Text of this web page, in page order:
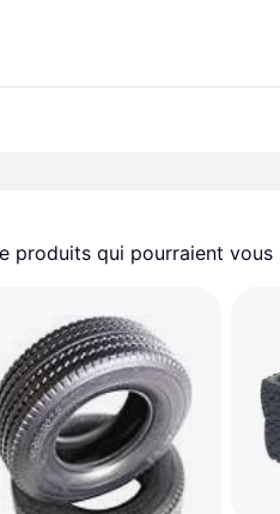
produits qui pourraient vous